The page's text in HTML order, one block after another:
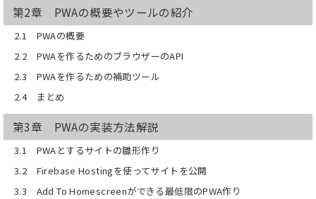
5.3 Service Workerの注意点
5.4 その他のイベント
第2章 PWAの概要やツールの紹介
2.1 PWAの概要
2.2 PWAを作るためのブラウザーのAPI
2.3 PWAを作るための補助ツール
2.4 まとめ
第3章 PWAの実装方法解説
3.1 PWAとするサイトの雛形作り
3.2 Firebase Hostingを使ってサイトを公開
3.3 Add To Homescreenができる最低限のPWA作り